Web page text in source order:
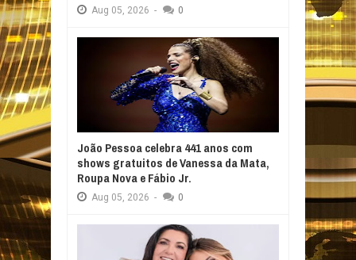
Aug 05, 2026 - 0
João Pessoa celebra 441 anos com
shows gratuitos de Vanessa da Mata,
Roupa Nova e Fábio Jr.
Aug 05, 2026 - 0